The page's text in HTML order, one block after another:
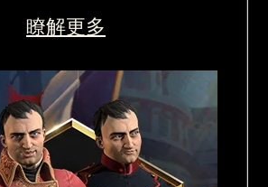
瞭解更多